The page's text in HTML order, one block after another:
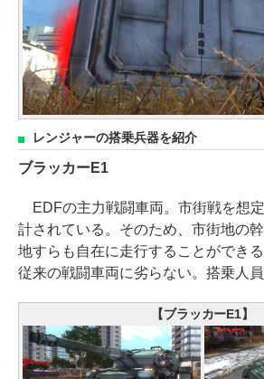
レンジャーの搭乗兵器を紹介
ブラッカーE1
EDFの主力戦闘車両。市街戦を想
計されている。そのため、市街地の
地すらも自在に走行することができ
従来の戦闘車両に劣らない。搭乗人員
【ブラッカーE1】